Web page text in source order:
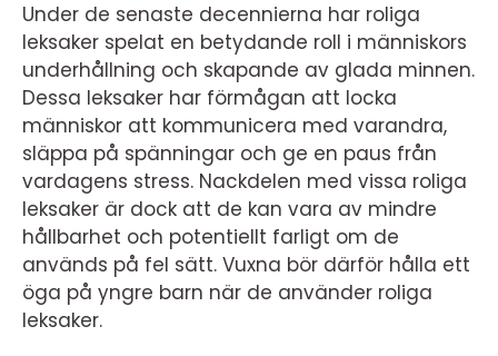
Under de senaste decennierna har roliga
leksaker spelat en betydande roll i människors
underhållning och skapande av glada minnen.
Dessa leksaker har förmågan att locka
människor att kommunicera med varandra,
släppa på spänningar och ge en paus från
vardagens stress. Nackdelen med vissa roliga
leksaker är dock att de kan vara av mindre
hållbarhet och potentiellt farligt om de
används på fel sätt. Vuxna bör därför hålla ett
öga på yngre barn när de använder roliga
leksaker.